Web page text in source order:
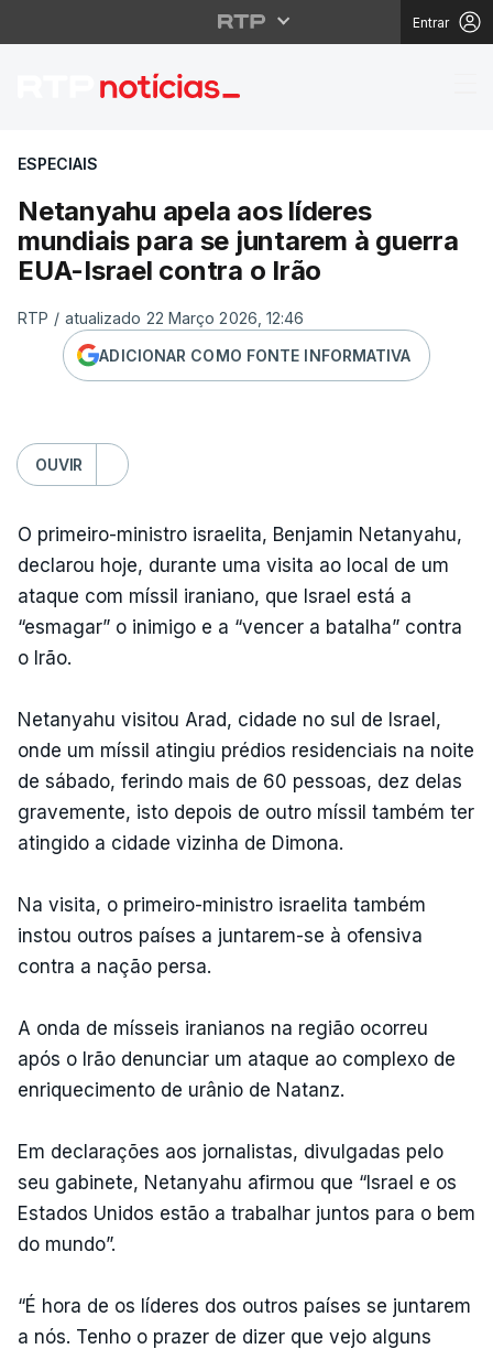
Entrar
Netanyahu apela aos
ESPECIAIS
Netanyahu apela aos líderes
mundiais para se juntarem à guerra
EUA-Israel contra o Irão
RTP / atualizado 22 Março 2026, 12:46
ADICIONAR COMO FONTE INFORMATIVA
OUVIR
O primeiro-ministro israelita, Benjamin Netanyahu,
declarou hoje, durante uma visita ao local de um
ataque com míssil iraniano, que Israel está a
“esmagar” o inimigo e a “vencer a batalha” contra
o Irão.
Netanyahu visitou Arad, cidade no sul de Israel,
onde um míssil atingiu prédios residenciais na noite
de sábado, ferindo mais de 60 pessoas, dez delas
gravemente, isto depois de outro míssil também ter
atingido a cidade vizinha de Dimona.
Na visita, o primeiro-ministro israelita também
instou outros países a juntarem-se à ofensiva
contra a nação persa.
A onda de mísseis iranianos na região ocorreu
após o Irão denunciar um ataque ao complexo de
enriquecimento de urânio de Natanz.
Em declarações aos jornalistas, divulgadas pelo
seu gabinete, Netanyahu afirmou que “Israel e os
Estados Unidos estão a trabalhar juntos para o bem
do mundo”.
“É hora de os líderes dos outros países se juntarem
a nós. Tenho o prazer de dizer que vejo alguns